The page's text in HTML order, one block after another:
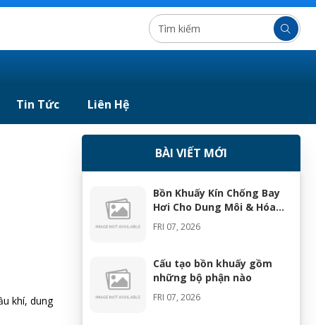
Tin Tức Liên Hệ
khí, dung
BÀI VIẾT MỚI
Bồn Khuấy Kín Chống Bay
Hơi Cho Dung Môi & Hóa
Chất
FRI 07, 2026
Cấu tạo bồn khuấy gồm
những bộ phận nào
FRI 07, 2026